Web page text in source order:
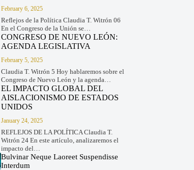
February 6, 2025
Reflejos de la Política Claudia T. Witrón 06
En el Congreso de la Unión se…
CONGRESO DE NUEVO LEÓN:
AGENDA LEGISLATIVA
February 5, 2025
Claudia T. Witrón 5 Hoy hablaremos sobre el
Congreso de Nuevo León y la agenda…
EL IMPACTO GLOBAL DEL
AISLACIONISMO DE ESTADOS
UNIDOS
January 24, 2025
REFLEJOS DE LA POLÍTICA Claudia T.
Witrón 24 En este artículo, analizaremos el
impacto del…
Bulvinar Neque Laoreet Suspendisse
Interdum